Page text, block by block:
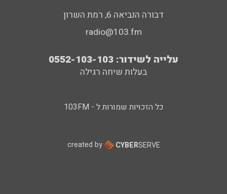
דבורה הנביאה 6, רמת השרון
radio@103.fm
עלייה לשידור: 0552-103-103
בעלות שיחה רגילה
כל הזכויות שמורות ל - 103FM
created by CYBERSERVE